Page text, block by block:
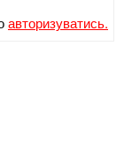
авторизуватись.